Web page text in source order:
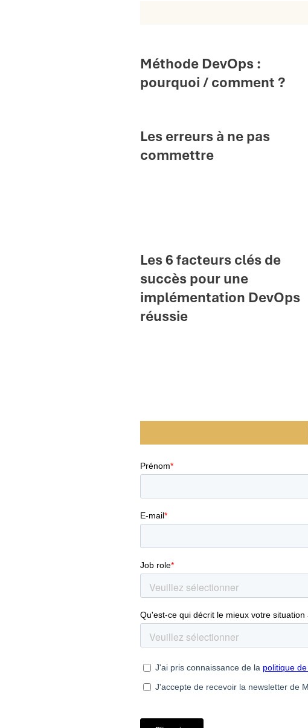
Méthode DevOps :
pourquoi / comment ?
Les erreurs à ne pas
commettre
Les 6 facteurs clés de
succès pour une
implémentation DevOps
réussie